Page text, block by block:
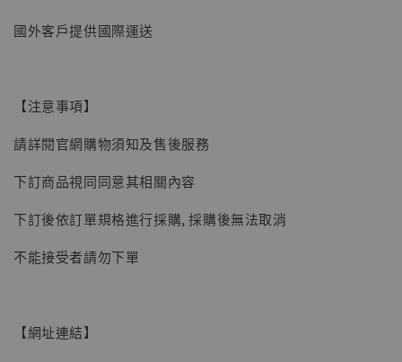
NT$ 4,980
國外客戶提供國際運送
【注意事項】
請詳閱官網購物須知及售後服務
下訂商品視同同意其相關內容
下訂後依訂單規格進行採購, 採購後無法取消
不能接受者請勿下單
【網址連結】